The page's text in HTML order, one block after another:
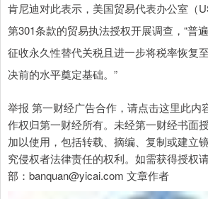
肯尼迪对此表示，美国贸易代表办公室（
第301条款的贸易执法授权开展调查，“普
征收永久性替代关税且进一步将税率恢复
决前的水平奠定基础。”
举报 第一财经广告合作，请点击这里此内
作权归第一财经所有。未经第一财经书面
加以使用，包括转载、摘编、复制或建立
究侵权者法律责任的权利。如需获得授权
部：banquan@yicai.com 文章作者